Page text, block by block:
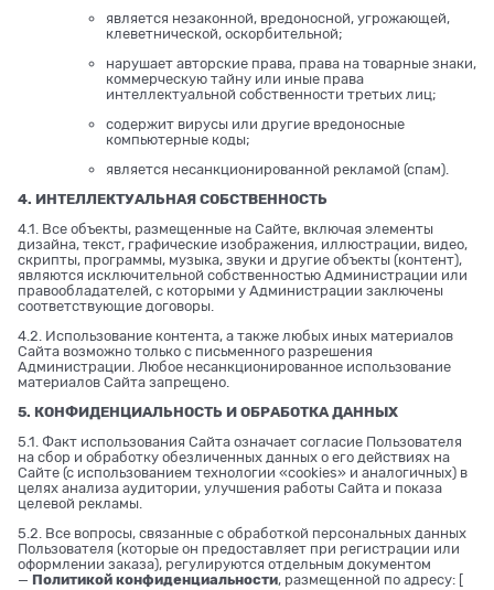
является незаконной, вредоносной, угрожающей,
клеветнической, оскорбительной;
нарушает авторские права, права на товарные знаки,
коммерческую тайну или иные права
интеллектуальной собственности третьих лиц;
содержит вирусы или другие вредоносные
компьютерные коды;
является несанкционированной рекламой (спам).
4. ИНТЕЛЛЕКТУАЛЬНАЯ СОБСТВЕННОСТЬ
4.1. Все объекты, размещенные на Сайте, включая элементы
дизайна, текст, графические изображения, иллюстрации, видео,
скрипты, программы, музыка, звуки и другие объекты (контент),
являются исключительной собственностью Администрации или
правообладателей, с которыми у Администрации заключены
соответствующие договоры.
4.2. Использование контента, а также любых иных материалов
Сайта возможно только с письменного разрешения
Администрации. Любое несанкционированное использование
материалов Сайта запрещено.
5. КОНФИДЕНЦИАЛЬНОСТЬ И ОБРАБОТКА ДАННЫХ
5.1. Факт использования Сайта означает согласие Пользователя
на сбор и обработку обезличенных данных о его действиях на
Сайте (с использованием технологии «cookies» и аналогичных) в
целях анализа аудитории, улучшения работы Сайта и показа
целевой рекламы.
5.2. Все вопросы, связанные с обработкой персональных данных
Пользователя (которые он предоставляет при регистрации или
оформлении заказа), регулируются отдельным документом
— Политикой конфиденциальности, размещенной по адресу: [